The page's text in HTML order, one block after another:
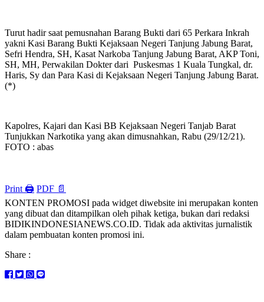
Turut hadir saat pemusnahan Barang Bukti dari 65 Perkara Inkrah
yakni Kasi Barang Bukti Kejaksaan Negeri Tanjung Jabung Barat,
Sefri Hendra, SH, Kasat Narkoba Tanjung Jabung Barat, AKP Toni,
SH, MH, Perwakilan Dokter dari Puskesmas 1 Kuala Tungkal, dr.
Haris, Sy dan Para Kasi di Kejaksaan Negeri Tanjung Jabung Barat.
(*)
Kapolres, Kajari dan Kasi BB Kejaksaan Negeri Tanjab Barat
Tunjukkan Narkotika yang akan dimusnahkan, Rabu (29/12/21).
FOTO : abas
Print 🖨 PDF 📄
KONTEN PROMOSI pada widget diwebsite ini merupakan konten
yang dibuat dan ditampilkan oleh pihak ketiga, bukan dari redaksi
BIDIKINDONESIANEWS.CO.ID. Tidak ada aktivitas jurnalistik
dalam pembuatan konten promosi ini.
Share :